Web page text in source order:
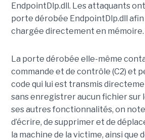
EndpointDlp.dll. Les attaquants
porte dérobée EndpointDlp.dll afin
chargée directement en mémoire.
La porte dérobée elle-même
commande et de contrôle (C2) et
code qui lui est transmis
sans enregistrer aucun fichier sur
ses autres fonctionnalités, on
d’écrire, de supprimer et de
la machine de la victime, ainsi que